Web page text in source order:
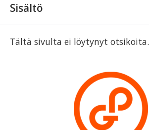
Sisältö
Tältä sivulta ei löytynyt otsikoita.